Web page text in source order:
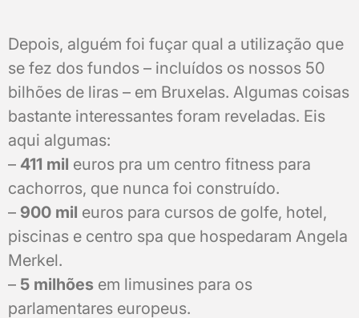
Depois, alguém foi fuçar qual a utilização que
se fez dos fundos – incluídos os nossos 50
bilhões de liras – em Bruxelas. Algumas coisas
bastante interessantes foram reveladas. Eis
aqui algumas:
– 411 mil euros pra um centro fitness para
cachorros, que nunca foi construído.
– 900 mil euros para cursos de golfe, hotel,
piscinas e centro spa que hospedaram Angela
Merkel.
– 5 milhões em limusines para os
parlamentares europeus.